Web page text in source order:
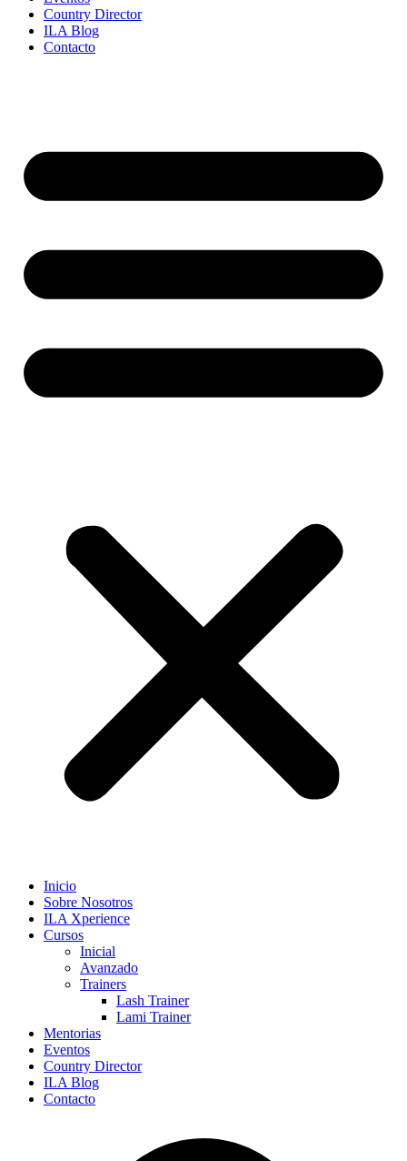
Country Director
ILA Blog
Contacto
Inicio
Sobre Nosotros
ILA Xperience
Cursos
Inicial
Avanzado
Trainers
Lash Trainer
Lami Trainer
Mentorias
Eventos
Country Director
ILA Blog
Contacto